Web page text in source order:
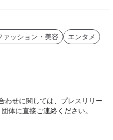
ァッション・美容 エンタメ
わせに関しては、プレスリリー
体に直接ご連絡ください。